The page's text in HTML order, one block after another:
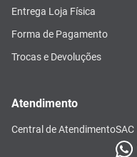
Entrega Loja Física
Forma de Pagamento
Trocas e Devoluções
Atendimento
Central de AtendimentoSAC